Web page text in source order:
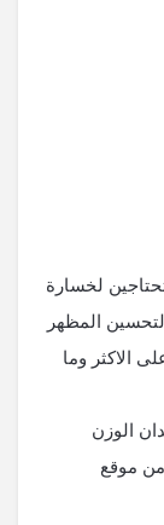
لخسارة
المظهر
48 كيلوجرام على الاكثر وما
الوزن
من موقع